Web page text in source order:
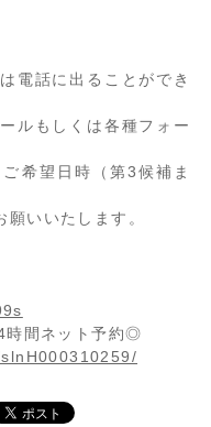
電話に出ることができ
ルもしくは各種フォー
希望日時（第3候補ま
いいたします。
間ネット予約◎